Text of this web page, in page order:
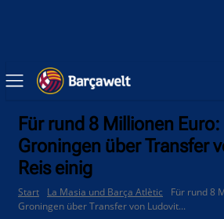
Für rund 8 Millionen
Groningen über Transfer
Reis einig
Start La Masia und Barça Atlètic
Für rund 8
Groningen über Transfer von Ludovit...